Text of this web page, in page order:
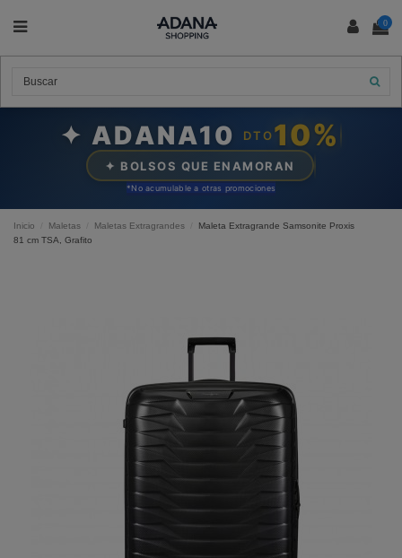
0
✦ ADANA10 DTO10%
✦ BOLSOS QUE ENAMORAN
*No acumulable a otras promociones
Inicio Maletas Maletas Extragrandes
Maleta Extragrande Samsonite Proxis
81 cm TSA, Grafito